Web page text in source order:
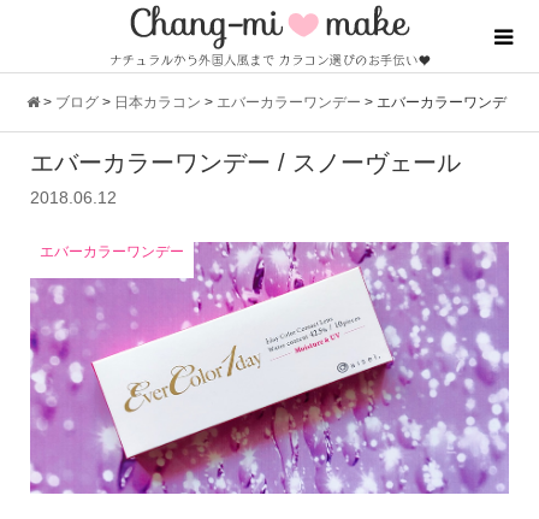
> ブログ > 日本カラコン > エバーカラーワンデー > エバーカラーワンデ
ー / スノーヴェール
エバーカラーワンデー / スノーヴェール
2018.06.12
エバーカラーワンデー